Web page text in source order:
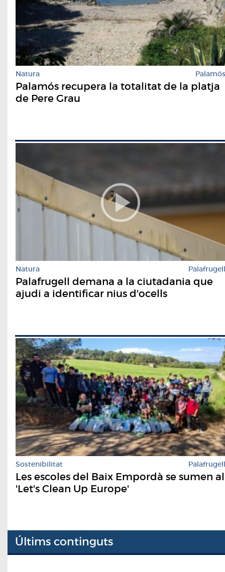
Natura Palamós
Palamós recupera la totalitat de la platja
de Pere Grau
Natura Palafrugell
Palafrugell demana a la ciutadania que
ajudi a identificar nius d'ocells
Sostenibilitat Palafrugell
Les escoles del Baix Empordà se sumen al
'Let's Clean Up Europe'
Últims continguts